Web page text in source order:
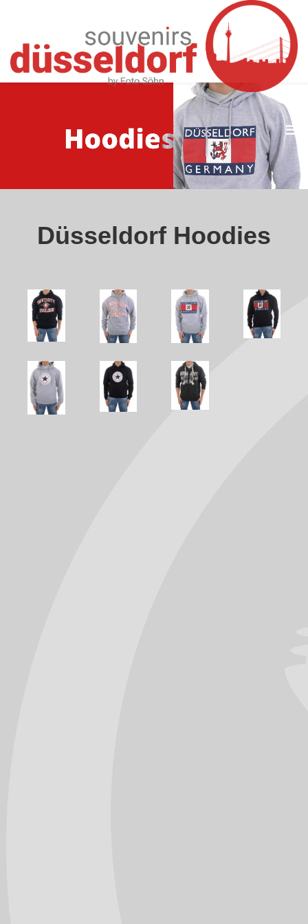
Düsseldorf Hoodies